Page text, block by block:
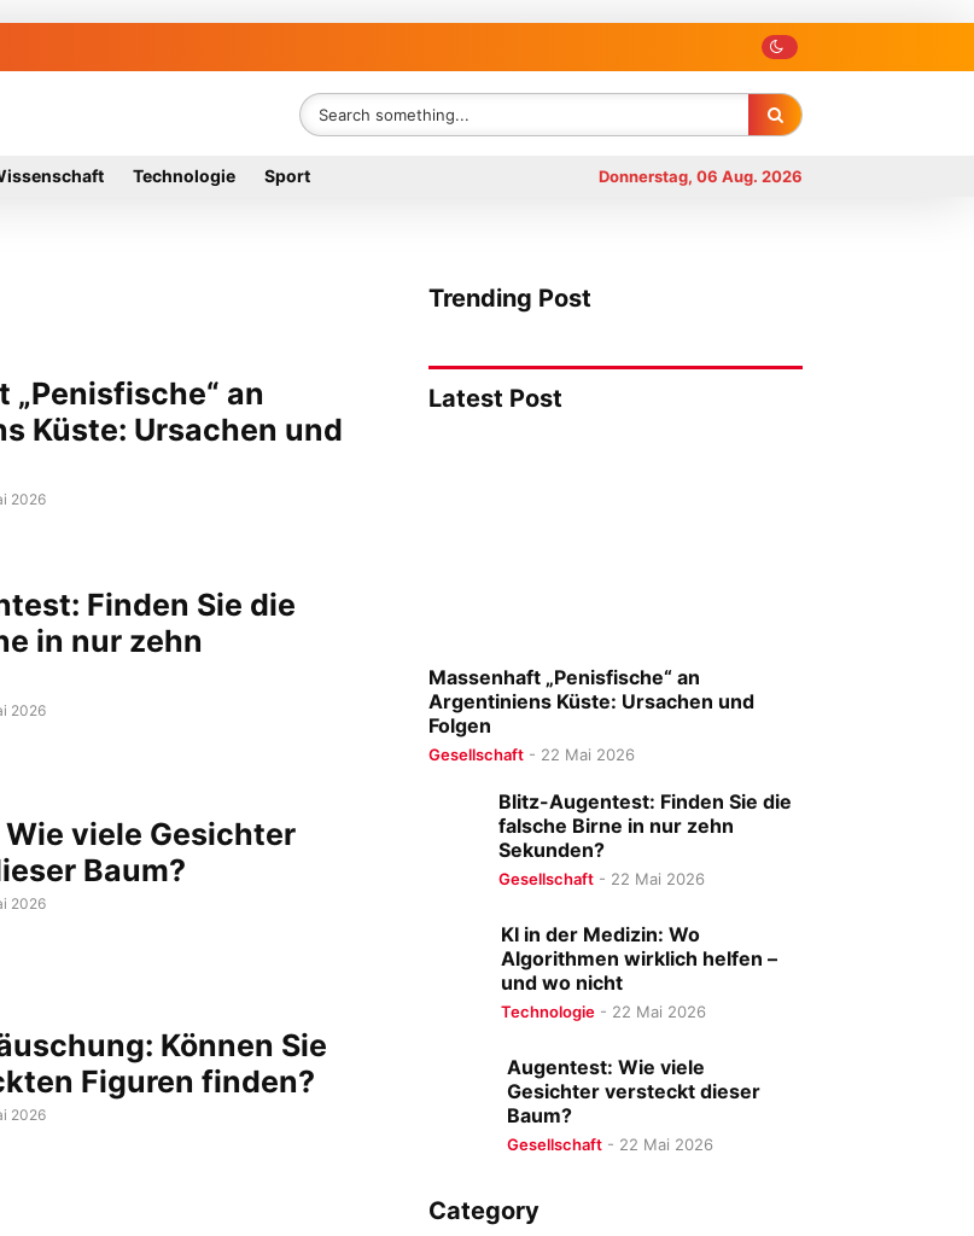
Technologie Sport Donnerstag, 06 Aug. 2026
„Penisfische“ an
Küste: Ursachen und
2026
Finden Sie die
in nur zehn
2026
viele Gesichter
Baum?
2026
Können Sie
Figuren finden?
2026
Trending Post
Latest Post
Massenhaft „Penisfische“ an
Argentiniens Küste: Ursachen und
Folgen
Gesellschaft - 22 Mai 2026
Blitz-Augentest: Finden Sie die
falsche Birne in nur zehn
Sekunden?
Gesellschaft- 22 Mai 2026
KI in der Medizin: Wo
Algorithmen wirklich helfen –
und wo nicht
Technologie- 22 Mai 2026
Augentest: Wie viele
Gesichter versteckt dieser
Baum?
Gesellschaft - 22 Mai 2026
Category